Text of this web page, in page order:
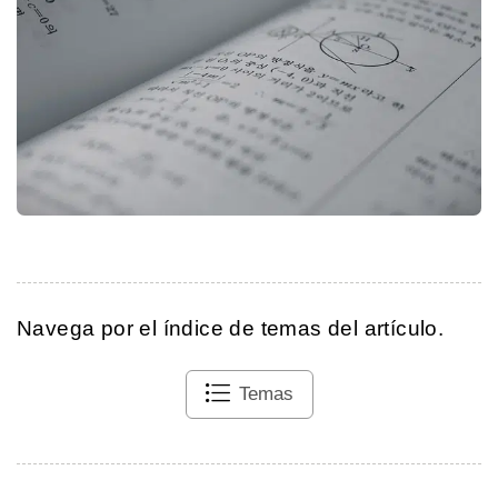
Navega por el índice de temas del artículo.
Temas